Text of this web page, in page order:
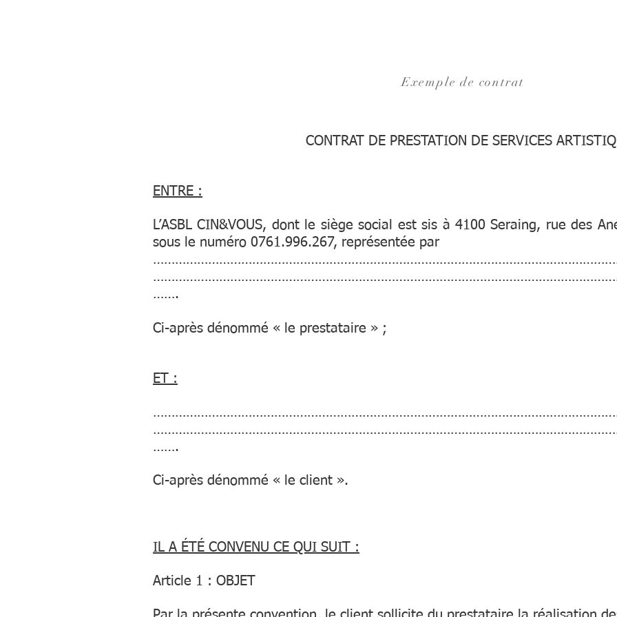
Exemple de contrat
CONTRAT DE PRESTATION DE SERVICES
ENTRE :
L’ASBL CIN&VOUS, dont le siège social est sis à 4100 Seraing, rue des
sous le numéro 0761.996.267, représentée par
…….
Ci-après dénommé « le prestataire » ;
ET :
…….
Ci-après dénommé « le client ».
IL A ÉTÉ CONVENU CE QUI SUIT :
Article 1 : OBJET